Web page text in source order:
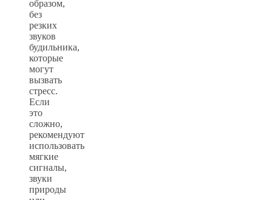
образом,
без
резких
звуков
будильника,
которые
могут
вызвать
стресс.
Если
это
сложно,
рекомендуют
использовать
мягкие
сигналы,
звуки
природы